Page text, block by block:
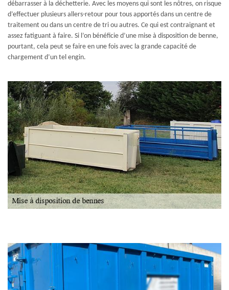
débarrasser à la déchetterie. Avec les moyens qui sont les nôtres, on risque
d’effectuer plusieurs allers-retour pour tous apportés dans un centre de
traitement ou dans un centre de tri ou autres. Ce qui est contraignant et
assez fatiguant à faire. Si l’on bénéficie d’une mise à disposition de benne,
pourtant, cela peut se faire en une fois avec la grande capacité de
chargement d’un tel engin.